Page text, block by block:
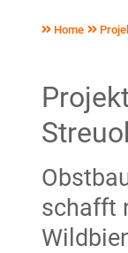
Home
schafft